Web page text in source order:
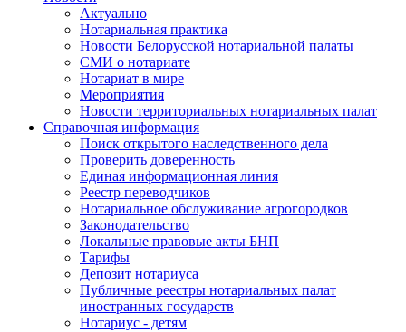
Актуально
Нотариальная практика
Новости Белорусской нотариальной палаты
СМИ о нотариате
Нотариат в мире
Мероприятия
Новости территориальных нотариальных палат
Справочная информация
Поиск открытого наследственного дела
Проверить доверенность
Единая информационная линия
Реестр переводчиков
Нотариальное обслуживание агрогородков
Законодательство
Локальные правовые акты БНП
Тарифы
Депозит нотариуса
Публичные реестры нотариальных палат
иностранных государств
Нотариус - детям